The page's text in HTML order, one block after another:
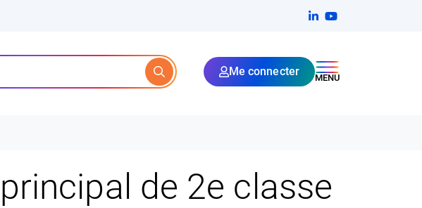
Linkedin
(ouverture dans un
YouTube
(ouverture dans
Rechercher
Me connecter MENU
de 2e classe